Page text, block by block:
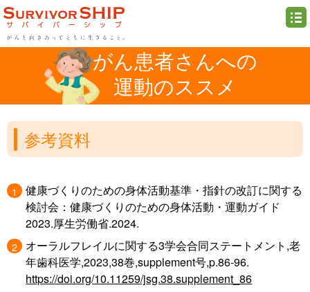
がん患者さんへの
運動のススメ
参考資料
健康づくりのための身体活動基準・指針の改訂に関する
検討会：健康づくりのための身体活動・運動ガイド
2023.厚生労働省.2024.
オーラルフレイルに関する3学会合同ステートメント,老
年歯科医学,2023,38巻,supplement号,p.86-96.
https://doi.org/10.11259/jsg.38.supplement_86